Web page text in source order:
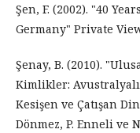
Şen, F. (2002). "40
Germany" Private
Şenay, B. (2010).
Kimlikler:
Kesişen ve Çatışan
Dönmez, P. Enneli ve